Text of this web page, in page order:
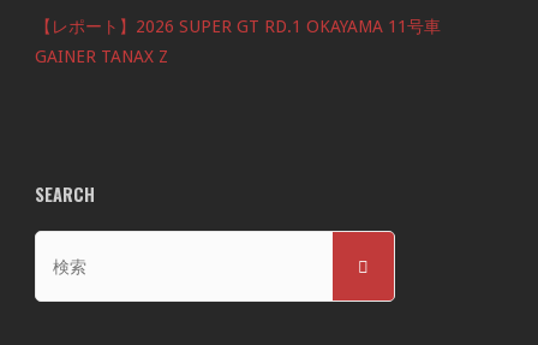
【レポート】2026 SUPER GT RD.1 OKAYAMA 11号車
GAINER TANAX Z
SEARCH
対
検